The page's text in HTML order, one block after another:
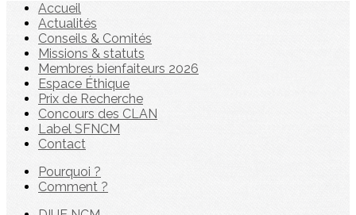
Accueil
Actualités
Conseils & Comités
Missions & statuts
Membres bienfaiteurs 2026
Espace Éthique
Prix de Recherche
Concours des CLAN
Label SFNCM
Contact
Pourquoi ?
Comment ?